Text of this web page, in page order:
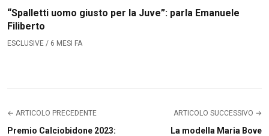
“Spalletti uomo giusto per la Juve”: parla Emanuele
Filiberto
ESCLUSIVE / 6 MESI FA
← ARTICOLO PRECEDENTE
Premio Calciobidone 2023:
ARTICOLO SUCCESSIVO →
La modella Maria Bove